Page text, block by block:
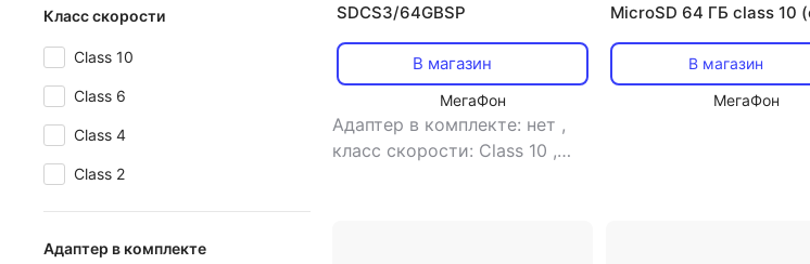
Класс скорости
Class 10
Class 6
Class 4
Class 2
Адаптер в комплекте
SDCS3/64GBSP
В магазин
МегаФон
Адаптер в комплекте: нет ,
класс скорости: Class 10 ,
MicroSD 64 ГБ class 10
В магазин
МегаФон